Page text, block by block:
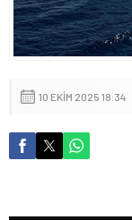
10 EKIM 2025 18:34